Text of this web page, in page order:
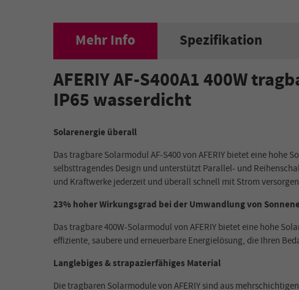
Mehr Info Spezifikation
AFERIY AF-S400A1 400W
IP65 wasserdicht
Solarenergie überall
Das tragbare Solarmodul AF-S400 von AFERIY bietet eine
selbsttragendes Design und unterstützt Parallel- und
und Kraftwerke jederzeit und überall schnell mit Strom
23% hoher Wirkungsgrad bei der Umwandlung von
Das tragbare 400W-Solarmodul von AFERIY bietet eine hohe
effiziente, saubere und erneuerbare Energielösung, die Ihren
Langlebiges & strapazierfähiges Material
Die tragbaren Solarmodule von AFERIY sind aus